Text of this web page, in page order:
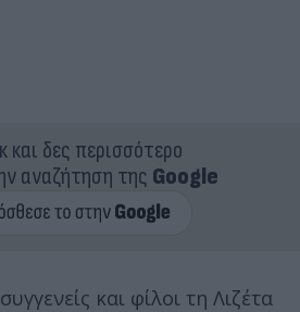
και δες περισσότερο
αναζήτηση της Google
και φίλοι τη Λιζέτα